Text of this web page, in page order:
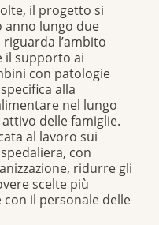
il progetto si
anno lungo due
l’ambito
il supporto ai
con patologie
alla
nel lungo
delle famiglie.
al lavoro sui
con
ridurre gli
scelte più
il personale delle